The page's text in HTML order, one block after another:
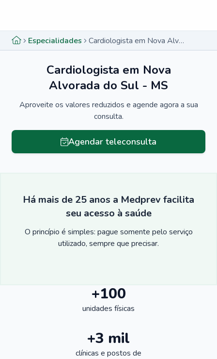
Especialidades Cardiologista em Nova Alvorada do Sul - MS
Cardiologista em Nova
Alvorada do Sul - MS
Aproveite os valores reduzidos e agende agora a sua
consulta.
Agendar teleconsulta
Há mais de 25 anos a Medprev facilita
seu acesso à saúde
O princípio é simples: pague somente pelo serviço
utilizado, sempre que precisar.
+100
unidades físicas
+3 mil
clínicas e postos de